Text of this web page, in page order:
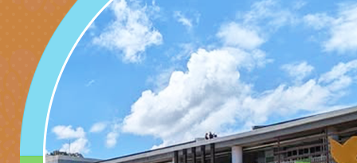
情緒管理訓練-獨輪
施計畫」
「生命教育議題深化
議題論壇與生命塔羅
檢送LED跑馬燈文字
託播影片
有關教育部特殊教育
團學前及國中小身障
理「普特協作—課程
有關國立臺中教育大
「115年適應運動經
轉知教育部國教署生